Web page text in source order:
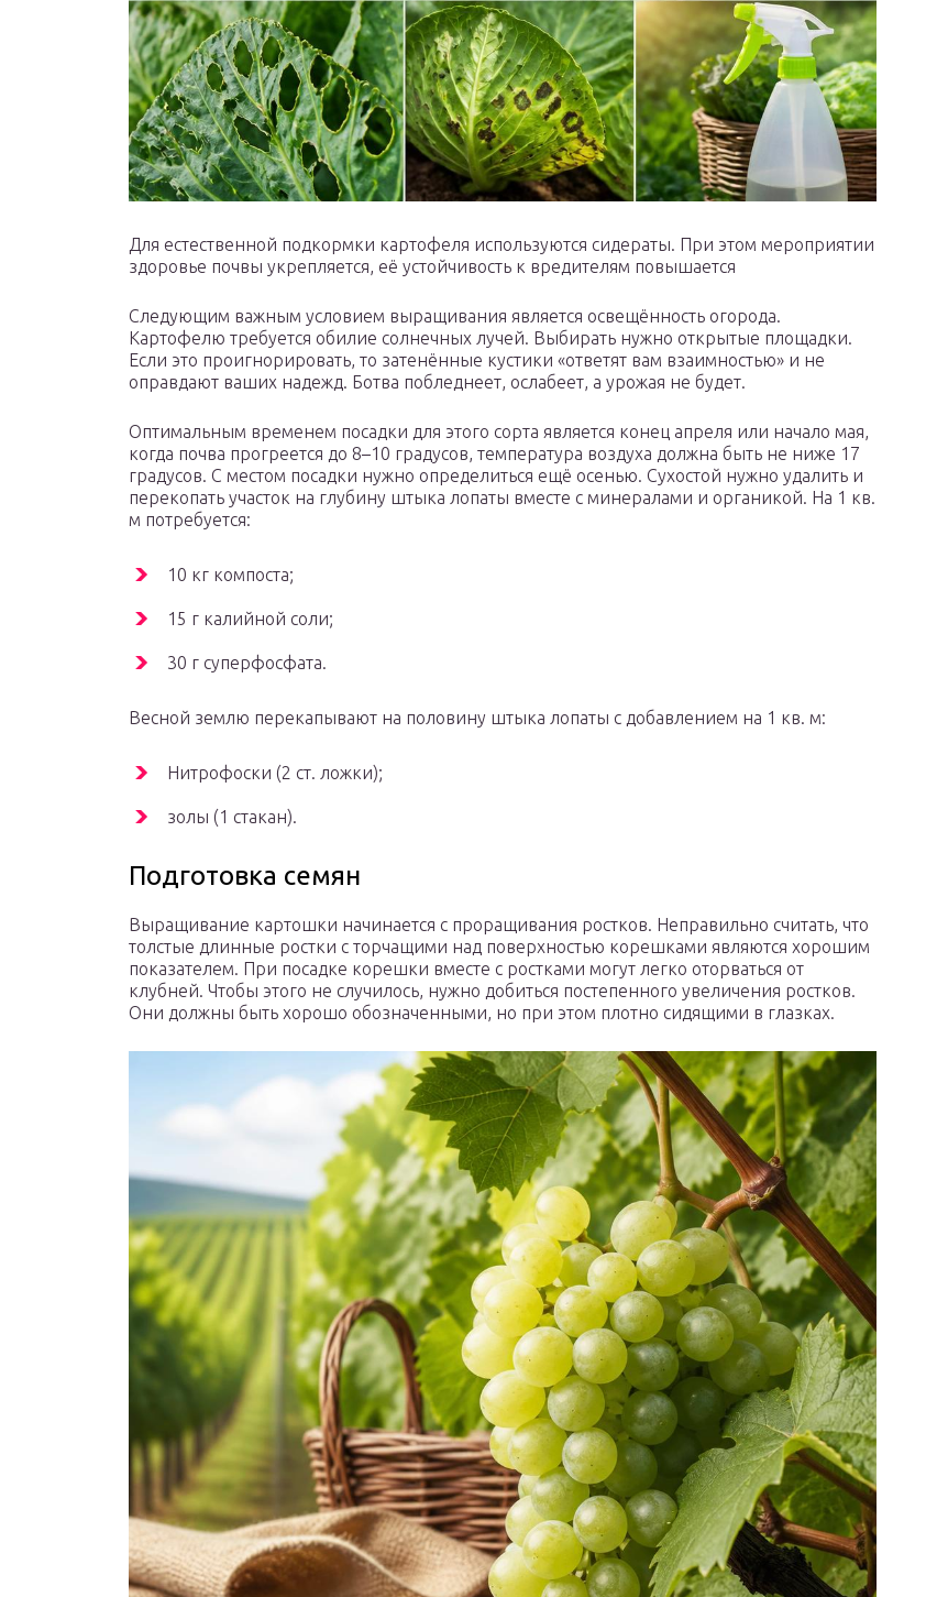
Для естественной подкормки картофеля используются сидераты. При этом мероприятии
здоровье почвы укрепляется, её устойчивость к вредителям повышается
Следующим важным условием выращивания является освещённость огорода.
Картофелю требуется обилие солнечных лучей. Выбирать нужно открытые площадки.
Если это проигнорировать, то затенённые кустики «ответят вам взаимностью» и не
оправдают ваших надежд. Ботва побледнеет, ослабеет, а урожая не будет.
Оптимальным временем посадки для этого сорта является конец апреля или начало мая,
когда почва прогреется до 8–10 градусов, температура воздуха должна быть не ниже 17
градусов. С местом посадки нужно определиться ещё осенью. Сухостой нужно удалить и
перекопать участок на глубину штыка лопаты вместе с минералами и органикой. На 1 кв.
м потребуется:
10 кг компоста;
15 г калийной соли;
30 г суперфосфата.
Весной землю перекапывают на половину штыка лопаты с добавлением на 1 кв. м:
Нитрофоски (2 ст. ложки);
золы (1 стакан).
Подготовка семян
Выращивание картошки начинается с проращивания ростков. Неправильно считать, что
толстые длинные ростки с торчащими над поверхностью корешками являются хорошим
показателем. При посадке корешки вместе с ростками могут легко оторваться от
клубней. Чтобы этого не случилось, нужно добиться постепенного увеличения ростков.
Они должны быть хорошо обозначенными, но при этом плотно сидящими в глазках.